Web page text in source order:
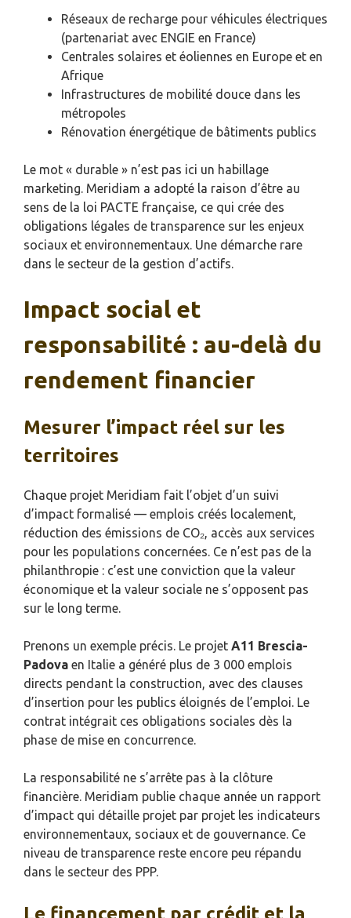
Réseaux de recharge pour véhicules électriques
(partenariat avec ENGIE en France)
Centrales solaires et éoliennes en Europe et en
Afrique
Infrastructures de mobilité douce dans les
métropoles
Rénovation énergétique de bâtiments publics
Le mot « durable » n’est pas ici un habillage
marketing. Meridiam a adopté la raison d’être au
sens de la loi PACTE française, ce qui crée des
obligations légales de transparence sur les enjeux
sociaux et environnementaux. Une démarche rare
dans le secteur de la gestion d’actifs.
Impact social et
responsabilité : au-delà du
rendement financier
Mesurer l’impact réel sur les
territoires
Chaque projet Meridiam fait l’objet d’un suivi
d’impact formalisé — emplois créés localement,
réduction des émissions de CO₂, accès aux services
pour les populations concernées. Ce n’est pas de la
philanthropie : c’est une conviction que la valeur
économique et la valeur sociale ne s’opposent pas
sur le long terme.
Prenons un exemple précis. Le projet A11 Brescia-
Padova en Italie a généré plus de 3 000 emplois
directs pendant la construction, avec des clauses
d’insertion pour les publics éloignés de l’emploi. Le
contrat intégrait ces obligations sociales dès la
phase de mise en concurrence.
La responsabilité ne s’arrête pas à la clôture
financière. Meridiam publie chaque année un rapport
d’impact qui détaille projet par projet les indicateurs
environnementaux, sociaux et de gouvernance. Ce
niveau de transparence reste encore peu répandu
dans le secteur des PPP.
Le financement par crédit et la